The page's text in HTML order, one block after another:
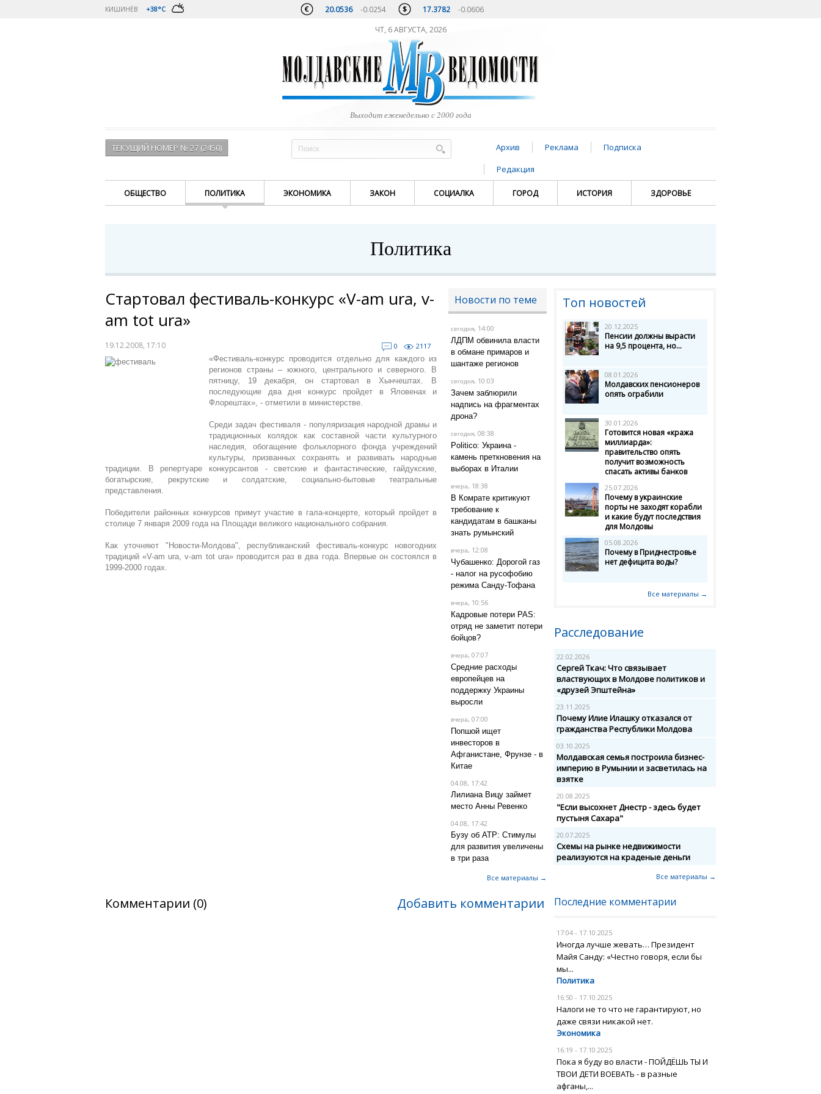
КИШИНЁВ +38°C 20.0536 -0.0254 17.3782 -0.0606
ЧТ, 6 АВГУСТА, 2026
Выходит еженедельно с 2000 года
ТЕКУЩИЙ НОМЕР № 27 (2450) Архив Реклама
Подписка
Редакция
ОБЩЕСТВО ПОЛИТИКА ЭКОНОМИКА ЗАКОН СОЦИАЛКА ГОРОД ИСТОРИЯ ЗДОРОВЬЕ
Политика
Стартовал фестиваль-конкурс «V-am ura, v-
am tot ura»
19.12.2008, 17:10 0
2117
«Фестиваль-конкурс проводится отдельно для каждого из
регионов страны – южного, центрального и северного. В
пятницу, 19 декабря, он стартовал в Хынчештах. В
последующие два дня конкурс пройдет в Яловенах и
Флорештах», - отметили в министерстве.
Среди задач фестиваля - популяризация народной драмы и
традиционных колядок как составной части культурного
наследия, обогащение фольклорного фонда учреждений
культуры, призванных сохранять и развивать народные
традиции. В репертуаре конкурсантов - светские и фантастические, гайдукские,
богатырские, рекрутские и солдатские, социально-бытовые театральные
представления.
Победители районных конкурсов примут участие в гала-концерте, который пройдет в
столице 7 января 2009 года на Площади великого национального собрания.
Как уточняют "Новости-Молдова", республиканский фестиваль-конкурс новогодних
традиций «V-am ura, v-am tot ura» проводится раз в два года. Впервые он состоялся в
1999-2000 годах.
Новости по теме
сегодня, 14:00
ЛДПМ обвинила власти
в обмане примаров и
шантаже регионов
сегодня, 10:03
Зачем заблюрили
надпись на фрагментах
дрона?
сегодня, 08:38
Politico: Украина -
камень преткновения на
выборах в Италии
вчера, 18:38
В Комрате критикуют
требование к
кандидатам в башканы
знать румынский
вчера, 12:08
Чубашенко: Дорогой газ
- налог на русофобию
режима Санду-Тофана
вчера, 10:56
Кадровые потери PAS:
отряд не заметит потери
бойцов?
вчера, 07:07
Средние расходы
европейцев на
поддержку Украины
выросли
вчера, 07:00
Попшой ищет
инвесторов в
Афганистане, Фрунзе - в
Китае
04.08, 17:42
Лилиана Вицу займет
место Анны Ревенко
04.08, 17:42
Бузу об АТР: Стимулы
для развития увеличены
в три раза
Все материалы →
Комментарии (0) Добавить комментарии
Топ новостей
20.12.2025
Пенсии должны вырасти
на 9,5 процента, но...
08.01.2026
Молдавских пенсионеров
опять ограбили
30.01.2026
Готовится новая «кража
миллиарда»:
правительство опять
получит возможность
спасать активы банков
25.07.2026
Почему в украинские
порты не заходят корабли
и какие будут последствия
для Молдовы
05.08.2026
Почему в Приднестровье
нет дефицита воды?
Все материалы →
Расследование
22.02.2026
Сергей Ткач: Что связывает
властвующих в Молдове политиков и
«друзей Эпштейна»
23.11.2025
Почему Илие Илашку отказался от
гражданства Республики Молдова
03.10.2025
Молдавская семья построила бизнес-
империю в Румынии и засветилась на
взятке
20.08.2025
"Если высохнет Днестр - здесь будет
пустыня Сахара"
20.07.2025
Схемы на рынке недвижимости
реализуются на краденые деньги
Все материалы →
Последние комментарии
17:04 - 17.10.2025
Иногда лучше жевать… Президент
Майя Санду: «Честно говоря, если бы
мы...
Политика
16:50 - 17.10.2025
Налоги не то что не гарантируют, но
даже связи никакой нет.
Экономика
16:19 - 17.10.2025
Пока я буду во власти - ПОЙДЁШЬ ТЫ И
ТВОИ ДЕТИ ВОЕВАТЬ - в разные
афганы,...